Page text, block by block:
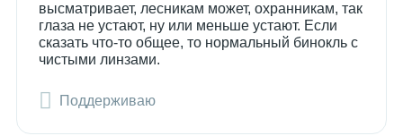
высматривает, лесникам может, охранникам, так
глаза не устают, ну или меньше устают. Если
сказать что-то общее, то нормальный бинокль с
чистыми линзами.
Поддерживаю